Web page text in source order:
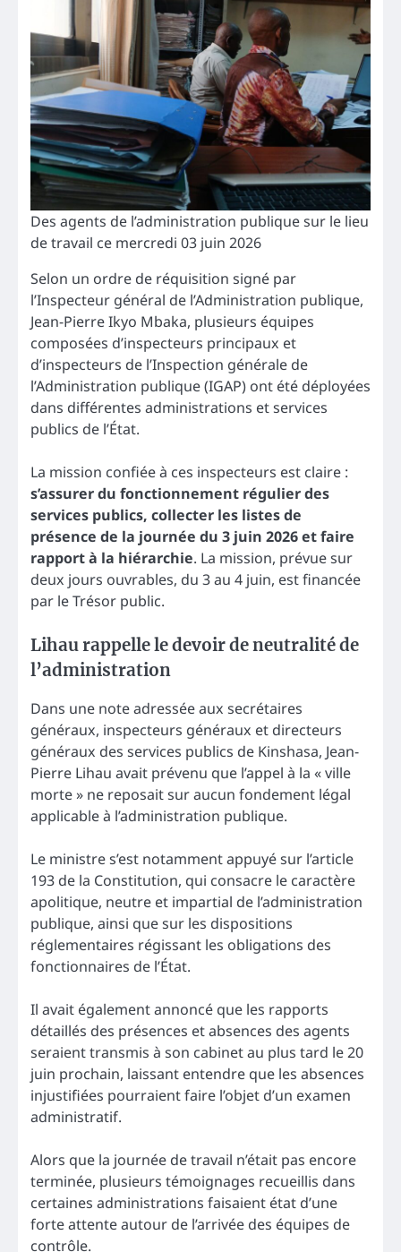
Des agents de l’administration publique sur le lieu
de travail ce mercredi 03 juin 2026
Selon un ordre de réquisition signé par
l’Inspecteur général de l’Administration publique,
Jean-Pierre Ikyo Mbaka, plusieurs équipes
composées d’inspecteurs principaux et
d’inspecteurs de l’Inspection générale de
l’Administration publique (IGAP) ont été déployées
dans différentes administrations et services
publics de l’État.
La mission confiée à ces inspecteurs est claire :
s’assurer du fonctionnement régulier des
services publics, collecter les listes de
présence de la journée du 3 juin 2026 et faire
rapport à la hiérarchie. La mission, prévue sur
deux jours ouvrables, du 3 au 4 juin, est financée
par le Trésor public.
Lihau rappelle le devoir de neutralité de
l’administration
Dans une note adressée aux secrétaires
généraux, inspecteurs généraux et directeurs
généraux des services publics de Kinshasa, Jean-
Pierre Lihau avait prévenu que l’appel à la « ville
morte » ne reposait sur aucun fondement légal
applicable à l’administration publique.
Le ministre s’est notamment appuyé sur l’article
193 de la Constitution, qui consacre le caractère
apolitique, neutre et impartial de l’administration
publique, ainsi que sur les dispositions
réglementaires régissant les obligations des
fonctionnaires de l’État.
Il avait également annoncé que les rapports
détaillés des présences et absences des agents
seraient transmis à son cabinet au plus tard le 20
juin prochain, laissant entendre que les absences
injustifiées pourraient faire l’objet d’un examen
administratif.
Alors que la journée de travail n’était pas encore
terminée, plusieurs témoignages recueillis dans
certaines administrations faisaient état d’une
forte attente autour de l’arrivée des équipes de
contrôle.